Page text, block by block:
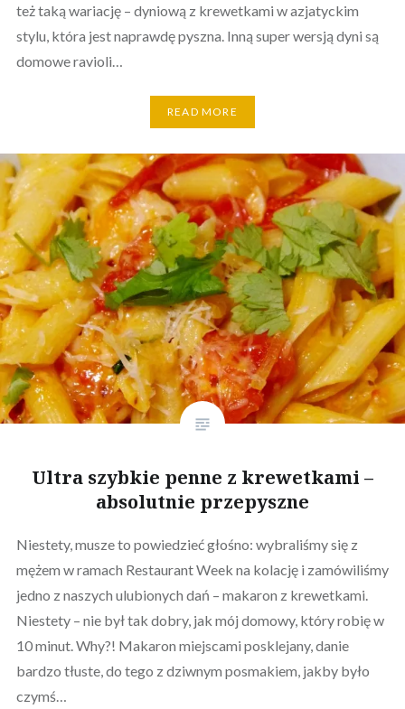
też taką wariację – dyniową z krewetkami w azjatyckim
stylu, która jest naprawdę pyszna. Inną super wersją dyni są
domowe ravioli…
READ MORE
Ultra szybkie penne z krewetkami –
absolutnie przepyszne
Niestety, musze to powiedzieć głośno: wybraliśmy się z
mężem w ramach Restaurant Week na kolację i zamówiliśmy
jedno z naszych ulubionych dań – makaron z krewetkami.
Niestety – nie był tak dobry, jak mój domowy, który robię w
10 minut. Why?! Makaron miejscami posklejany, danie
bardzo tłuste, do tego z dziwnym posmakiem, jakby było
czymś…